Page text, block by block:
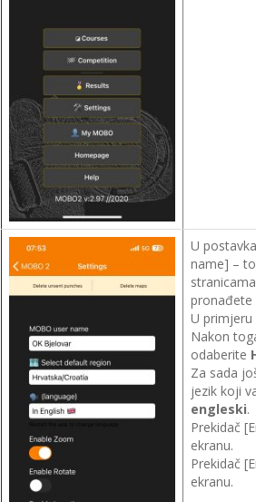
U
name] –
pronađete
U primjeru
Nakon
odaberite
Za sada
jezik koji
engleski.
Prekidač
ekranu.
Prekidač
ekranu.